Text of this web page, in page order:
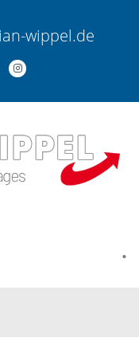
wippel.de
.